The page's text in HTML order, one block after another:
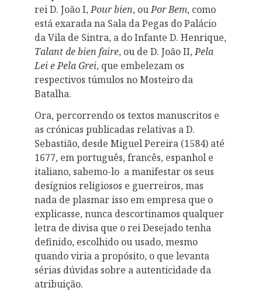
rei D. João I, Pour bien, ou Por Bem, como
está exarada na Sala da Pegas do Palácio
da Vila de Sintra, a do Infante D. Henrique,
Talant de bien faire, ou de D. João II, Pela
Lei e Pela Grei, que embelezam os
respectivos túmulos no Mosteiro da
Batalha.
Ora, percorrendo os textos manuscritos e
as crónicas publicadas relativas a D.
Sebastião, desde Miguel Pereira (1584) até
1677, em português, francês, espanhol e
italiano, sabemo-lo a manifestar os seus
desígnios religiosos e guerreiros, mas
nada de plasmar isso em empresa que o
explicasse, nunca descortinamos qualquer
letra de divisa que o rei Desejado tenha
definido, escolhido ou usado, mesmo
quando viria a propósito, o que levanta
sérias dúvidas sobre a autenticidade da
atribuição.